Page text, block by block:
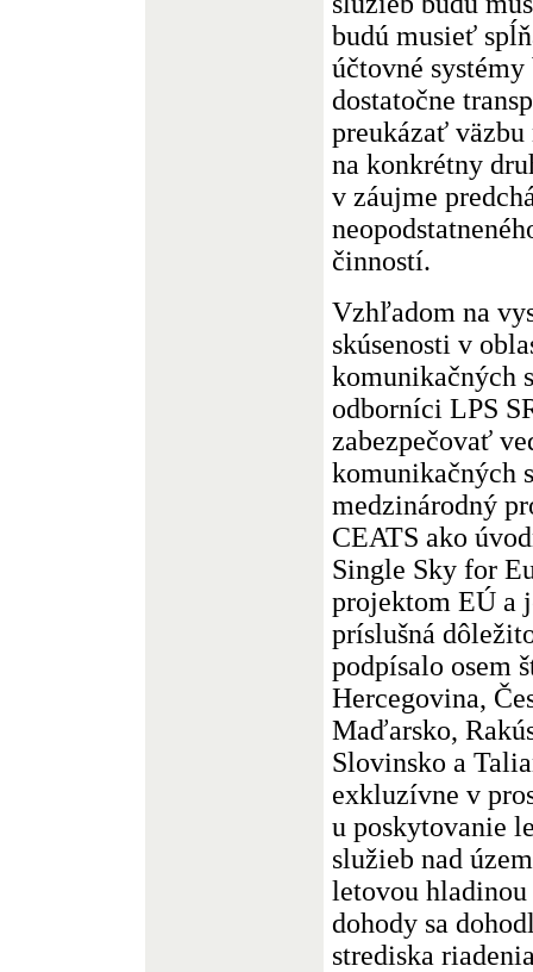
budú musieť
účtovné
dostatočne
preukázať
na konkrétny
v záujme
činností.
Vzhľadom na
skúsenosti v
komunikačných
odborníci LPS
zabezpečovať
komunikačných
medzinárodný
CEATS ako
Single Sky for
projektom EÚ a
príslušná
podpísalo osem
Hercegovina,
Maďarsko,
Slovinsko a
exkluzívne v
u poskytovanie
služieb nad
letovou
dohody sa
strediska